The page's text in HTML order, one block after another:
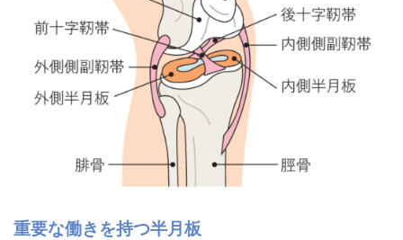
重要な働きを持つ半月板